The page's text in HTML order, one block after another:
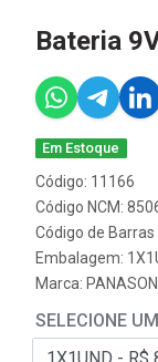
Bateria
Em Estoque
Código: 11166
Código NCM:
Código de
Embalagem:
Marca:
SELECIONE